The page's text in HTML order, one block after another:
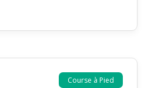
Course à Pied